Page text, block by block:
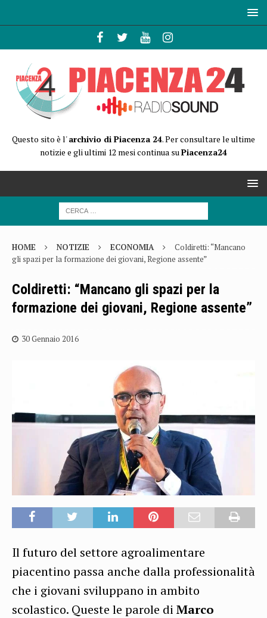
Questo sito è l'archivio di Piacenza 24. Per consultare le ultime
notizie e gli ultimi 12 mesi continua suPiacenza24
HOME NOTIZIE ECONOMIA
Coldiretti: “Mancano
gli spazi per la formazione dei giovani, Regione assente”
Coldiretti: “Mancano gli spazi per la
formazione dei giovani, Regione assente”
30 Gennaio 2016
Il futuro del settore agroalimentare
piacentino passa anche dalla professionalità
che i giovani sviluppano in ambito
scolastico. Queste le parole di Marco